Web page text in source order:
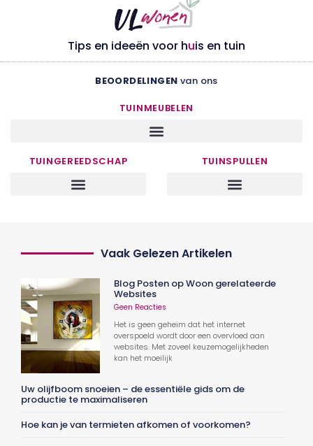
Tips en ideeën voor huis en tuin
BEOORDELINGEN van ons
TUINMEUBELEN
TUINGEREEDSCHAP TUINSPULLEN
Vaak Gelezen Artikelen
Blog Posten op Woon gerelateerde
Websites
Geen Reacties
Het is geen geheim dat het internet
overspoeld wordt door een overvloed aan
websites. Met zoveel keuzemogelijkheden
kan het moeilijk
Uw olijfboom snoeien – de essentiële gids om de
productie te maximaliseren
Hoe kan je van termieten afkomen of voorkomen?